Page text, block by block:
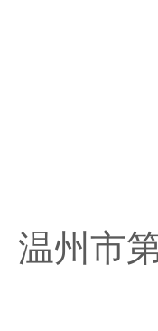
温州市